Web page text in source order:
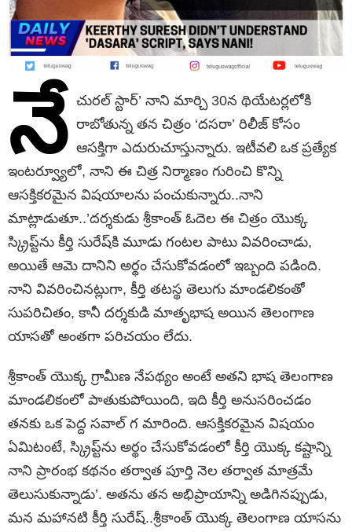
నే చురల్ స్టార్’ నాని మార్చి 30న థియేటర్లలోకి
రాబోతున్న తన చిత్రం ‘దసరా’ రిలీజ్ కోసం
ఆసక్తిగా ఎదురుచూస్తున్నారు. ఇటీవలి ఒక ప్రత్యేక
ఇంటర్వ్యూలో, నాని ఈ చిత్ర నిర్మాణం గురించి కొన్ని
ఆసక్తికరమైన విషయాలను పంచుకున్నారు..నాని
మాట్లాడుతూ..’దర్శకుడు శ్రీకాంత్ ఓదెల ఈ చిత్రం యొక్క
స్క్రిప్ట్‌ను కీర్తి సురేష్‌కి మూడు గంటల పాటు వివరించాడు,
అయితే ఆమె దానిని అర్థం చేసుకోవడంలో ఇబ్బంది పడింది.
నాని వివరించినట్లుగా, కీర్తి తటస్థ తెలుగు మాండలికంతో
సుపరిచితం, కానీ దర్శకుడి మాతృభాష అయిన తెలంగాణ
యాసతో అంతగా పరిచయం లేదు.
శ్రీకాంత్ యొక్క గ్రామీణ నేపథ్యం అంటే అతని భాష తెలంగాణ
మాండలికంలో పాతుకుపోయింది, ఇది కీర్తి అనుసరించడం
తనకు ఒక పెద్ద సవాల్ గ మారింది. ఆసక్తికరమైన విషయం
ఏమిటంటే, స్క్రిప్ట్‌ను అర్థం చేసుకోవడంలో కీర్తి యొక్క కష్టాన్ని
నాని ప్రారంభ కథనం తర్వాత పూర్తి నెల తర్వాత మాత్రమే
తెలుసుకున్నాడు’. అతను తన అభిప్రాయాన్ని అడిగినప్పుడు,
మన మహానటి కీర్తి సురేష్..శ్రీకాంత్ యొక్క తెలంగాణ యాసను